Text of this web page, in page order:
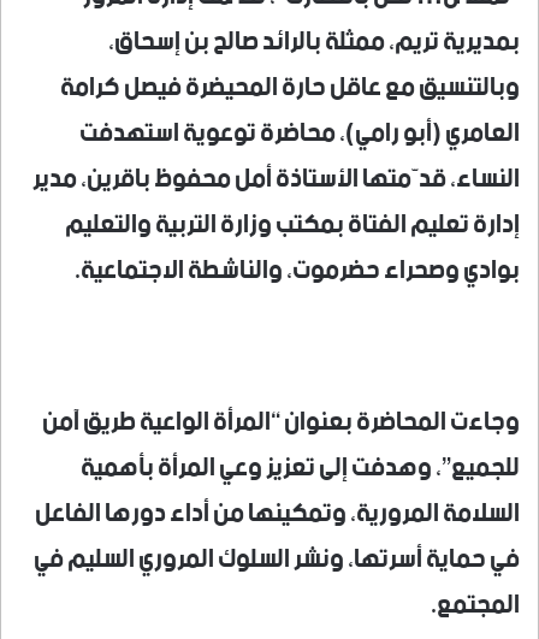
بمديرية تريم، ممثلة بالرائد صالح بن إسحاق،
وبالتنسيق مع عاقل حارة المحيضرة فيصل كرامة
العامري (أبو رامي)، محاضرة توعوية استهدفت
النساء، قدّمتها الأستاذة أمل محفوظ باقرين، مدير
إدارة تعليم الفتاة بمكتب وزارة التربية والتعليم
بوادي وصحراء حضرموت، والناشطة الاجتماعية.
وجاءت المحاضرة بعنوان “المرأة الواعية طريق آمن
للجميع”، وهدفت إلى تعزيز وعي المرأة بأهمية
السلامة المرورية، وتمكينها من أداء دورها الفاعل
في حماية أسرتها، ونشر السلوك المروري السليم في
المجتمع.